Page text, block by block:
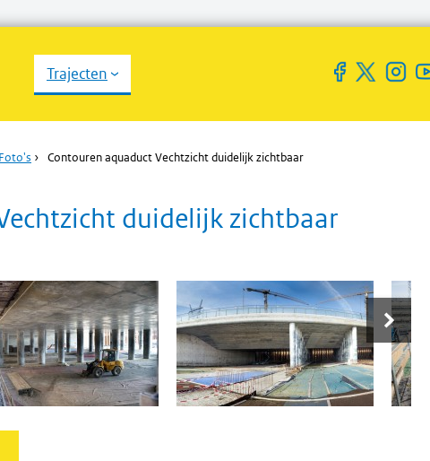
Trajecten
Foto's › Contouren aquaduct Vechtzicht duidelijk zichtbaar
duidelijk zichtbaar